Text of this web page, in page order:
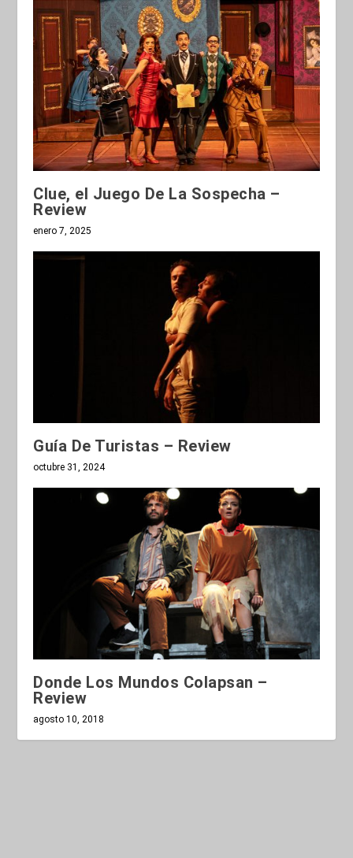
Clue, el Juego De La Sospecha –
Review
enero 7, 2025
Guía De Turistas – Review
octubre 31, 2024
Donde Los Mundos Colapsan –
Review
agosto 10, 2018